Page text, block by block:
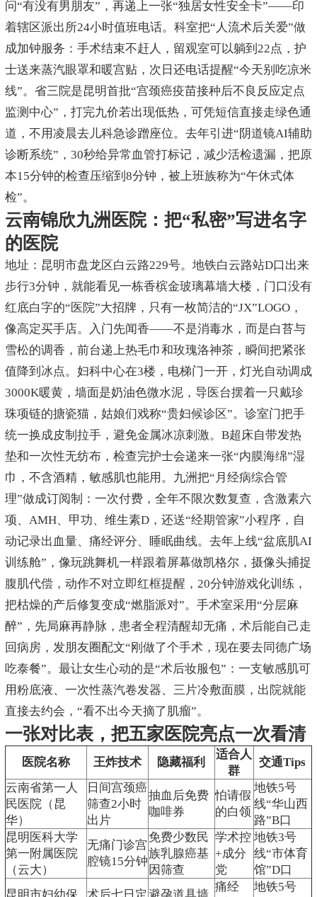
问“有没有男朋友”，再递上一张“独居女性安全卡”——印
着辖区派出所24小时值班电话。科室把“人流术后关爱”做
成加钟服务：手术结束不赶人，留观室可以躺到22点，护
士送来蒸汽眼罩和暖宫贴，次日还电话提醒“今天别吃凉米
线”。省三院是昆明首批“宫颈癌疫苗接种后不良反应定点
监测中心”，打完九价若出现低热，可凭短信直接走绿色通
道，不用凌晨去儿科急诊蹭座位。去年引进“阴道镜AI辅助
诊断系统”，30秒给异常血管打标记，减少活检遗漏，把原
本15分钟的检查压缩到8分钟，被上班族称为“午休式体
检”。
云南锦欣九洲医院：把“私密”写进名字
的医院
地址：昆明市盘龙区白云路229号。地铁白云路站D口出来
步行3分钟，就能看见一栋香槟金玻璃幕墙大楼，门口没有
红底白字的“医院”大招牌，只有一枚简洁的“JX”LOGO，
像高定买手店。入门先闻香——不是消毒水，而是白苔与
雪松的调香，前台递上热毛巾和玫瑰洛神茶，瞬间把紧张
值降到冰点。妇科中心在3楼，电梯门一开，灯光自动调成
3000K暖黄，墙面是奶油色微水泥，导医台摆着一只戴珍
珠项链的搪瓷猫，姑娘们戏称“贵妇候诊区”。诊室门把手
统一换成皮制拉手，避免金属冰凉刺激。B超床自带发热
垫和一次性无纺布，检查完护士会递来一张“内膜海绵”湿
巾，不含酒精，敏感肌也能用。九洲把“月经病综合管
理”做成订阅制：一次付费，全年不限次数复查，含激素六
项、AMH、甲功、维生素D，还送“经期管家”小程序，自
动记录出血量、痛经评分、睡眠曲线。去年上线“盆底肌AI
训练舱”，像玩跳舞机一样跟着屏幕做凯格尔，摄像头捕捉
腹肌代偿，动作不对立即红框提醒，20分钟游戏化训练，
把枯燥的产后修复变成“燃脂派对”。手术室采用“分层麻
醉”，先局麻再静脉，患者全程清醒却无痛，术后能自己走
回病房，发朋友圈配文“刚做了个手术，现在要去同德广场
吃泰餐”。最让女生心动的是“术后妆服包”：一支敏感肌可
用粉底液、一次性蒸汽卷发器、三片冷敷面膜，出院就能
直接去约会，“看不出今天摘了肌瘤”。
一张对比表，把五家医院亮点一次看清
医院名称 王炸技术 隐藏福利
适合人
群
交通Tips
云南省第一人
民医院（昆
华）
日间宫颈癌
筛查2小时
出片
抽血后免费
咖啡券
怕请假
的白领
地铁5号
线“华山西
路”B口
昆明医科大学
第一附属医院
（云大）
无痛门诊宫
腔镜15分钟
免费少数民
族乳腺癌基
因筛查
学术控
+成分
党
地铁3号
线“市体育
馆”D口
昆明市妇幼保
术后七日定 避孕道具墙
痛经
地铁5号